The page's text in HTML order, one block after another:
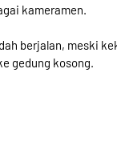
kameramen.
berjalan, meski
gedung kosong.